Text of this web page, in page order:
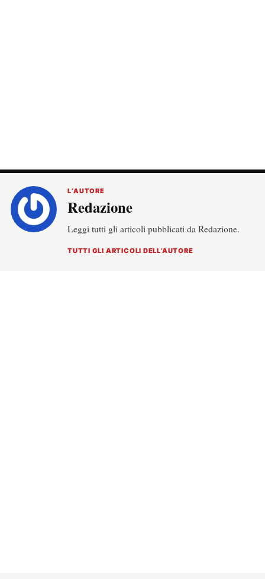
L’AUTORE
Redazione
Leggi tutti gli articoli pubblicati da Redazione.
TUTTI GLI ARTICOLI DELL’AUTORE